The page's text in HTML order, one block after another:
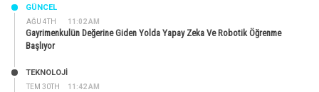
AĞU 4TH 11:02 AM
GÜNCEL
Gayrimenkulün Değerine Giden Yolda Yapay Zeka Ve Robotik Öğrenme
Başlıyor
TEM 30TH 11:42 AM
TEKNOLOJİ